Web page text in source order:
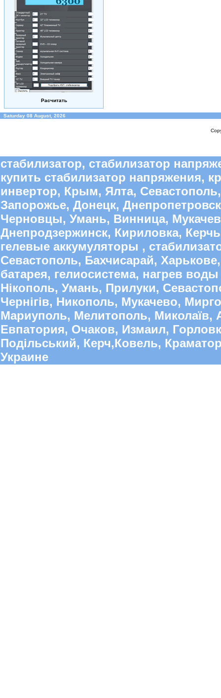
Расчитать
Saturday 08 August, 2026
стабилизатор, стабилизатор
купить стабилизатор напряжения,
инвертор, Крым, Ялта,
Запорожье, Донецк,
Черновцы, Умань, Винница,
Днепродзержинск, Кириловка,
гелевые аккумуляторы ,
Севастополь, Бахчисарай,
батарея, гелиосистема, нагрев
Нікополь, Умань, Прилуки,
Чернігів, Никополь, Мукачево,
Мариуполь, Мелитополь, Миколаїв,
Евпатория, Очаков, Измаил,
Подільський, Керч,Ковель,
Украине